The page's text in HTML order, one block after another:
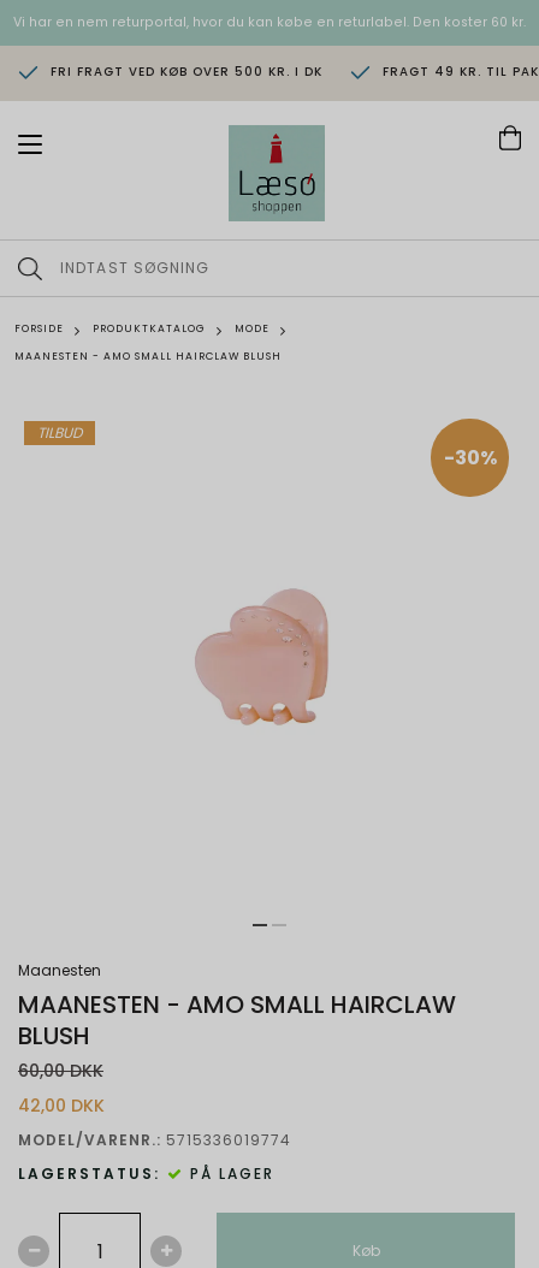
Vi har en nem returportal, hvor du kan købe en returlabel. Den koster 60 kr.
FRI FRAGT VED KØB OVER 500 KR. I DK FRAGT 49 KR. TIL
T
n
a
i
g
i
o
FORSIDE PRODUKTKATALOG
MODE
MAANESTEN - AMO SMALL HAIRCLAW BLUSH
TILBUD
-30%
Maanesten
MAANESTEN - AMO SMALL HAIRCLAW
BLUSH
60,00 DKK
42,00 DKK
MODEL/VARENR.: 5715336019774
LAGERSTATUS:
PÅ LAGER
Køb